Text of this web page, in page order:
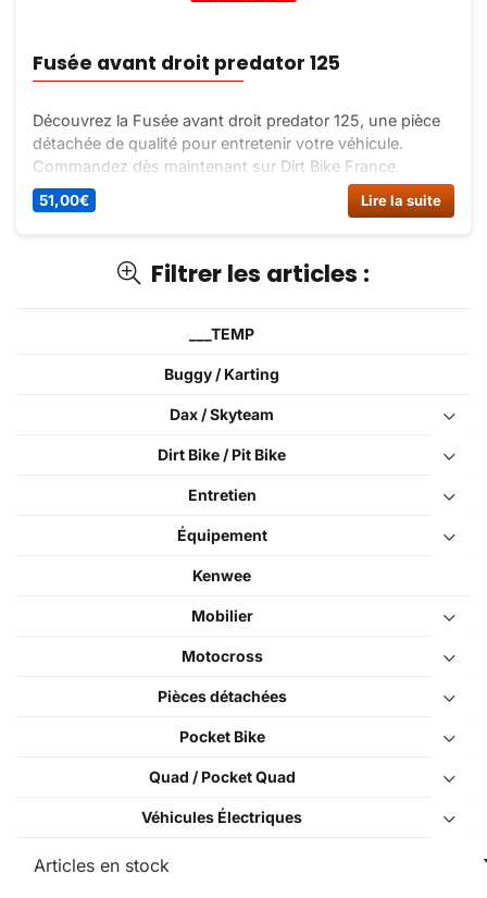
Filtrer les articles :
___TEMP
Buggy / Karting
Dax / Skyteam
Dirt Bike / Pit Bike
Entretien
Équipement
Kenwee
Mobilier
Motocross
Pièces détachées
Pocket Bike
Quad / Pocket Quad
Véhicules Électriques
Fusée avant droit predator 125
Découvrez la Fusée avant droit predator 125, une pièce
détachée de qualité pour entretenir votre véhicule.
Commandez dès maintenant sur Dirt Bike France.
51,00€ Lire la suite